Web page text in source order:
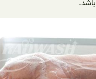
باشد.